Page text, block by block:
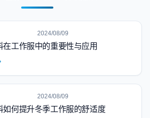
2024/08/09
在工作服中的重要性与应用
2024/08/09
如何提升冬季工作服的舒适度